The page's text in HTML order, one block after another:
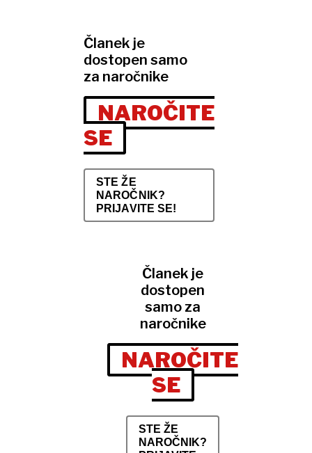
Članek je
dostopen samo
za naročnike
NAROČITE
SE
STE ŽE
NAROČNIK?
PRIJAVITE SE!
Članek je
dostopen
samo za
naročnike
NAROČITE
SE
STE ŽE
NAROČNIK?